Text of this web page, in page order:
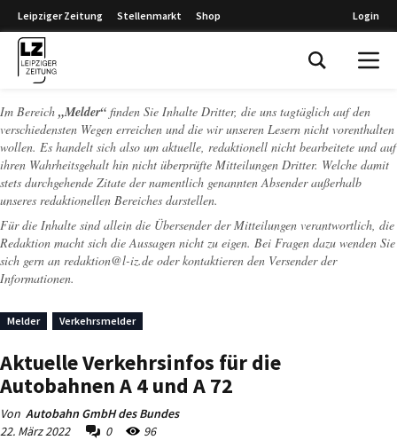
Leipziger Zeitung Stellenmarkt Shop Login
Im Bereich „Melder“ finden Sie Inhalte Dritter, die uns tagtäglich auf den
verschiedensten Wegen erreichen und die wir unseren Lesern nicht vorenthalten
wollen. Es handelt sich also um aktuelle, redaktionell nicht bearbeitete und auf
ihren Wahrheitsgehalt hin nicht überprüfte Mitteilungen Dritter. Welche damit
stets durchgehende Zitate der namentlich genannten Absender außerhalb
unseres redaktionellen Bereiches darstellen.
Für die Inhalte sind allein die Übersender der Mitteilungen verantwortlich, die
Redaktion macht sich die Aussagen nicht zu eigen. Bei Fragen dazu wenden Sie
sich gern an redaktion@l-iz.de oder kontaktieren den Versender der
Informationen.
Melder Verkehrsmelder
Aktuelle Verkehrsinfos für die
Autobahnen A 4 und A 72
Von Autobahn GmbH des Bundes
22. März 2022
0 96